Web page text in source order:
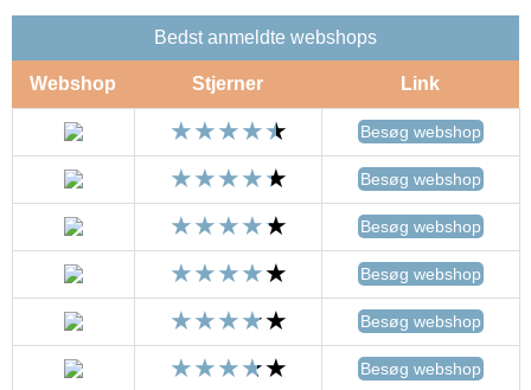
Bedst anmeldte webshops
Webshop Stjerner Link
Besøg webshop
Besøg webshop
Besøg webshop
Besøg webshop
Besøg webshop
Besøg webshop